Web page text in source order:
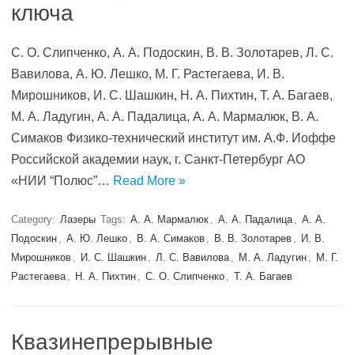
ключа
С. О. Слипченко, А. А. Подоскин, В. В. Золотарев, Л. С.
Вавилова, А. Ю. Лешко, М. Г. Растегаева, И. В.
Мирошников, И. С. Шашкин, Н. А. Пихтин, Т. А. Багаев,
М. А. Ладугин, А. А. Падалица, А. А. Мармалюк, В. А.
Симаков Физико-технический институт им. А.Ф. Иоффе
Российской академии наук, г. Санкт-Петербург АО
«НИИ “Полюс”… Read More »
Category: Лазеры Tags: А. А. Мармалюк , А. А. Падалица , А. А.
Подоскин , А. Ю. Лешко , В. А. Симаков , В. В. Золотарев , И. В.
Мирошников , И. С. Шашкин , Л. С. Вавилова , М. А. Ладугин , М. Г.
Растегаева , Н. А. Пихтин , С. О. Слипченко , Т. А. Багаев
Квазинепрерывные